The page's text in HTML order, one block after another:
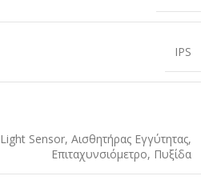
IPS
Light Sensor, Αισθητήρας Εγγύτητας,
Επιταχυνσιόμετρο, Πυξίδα